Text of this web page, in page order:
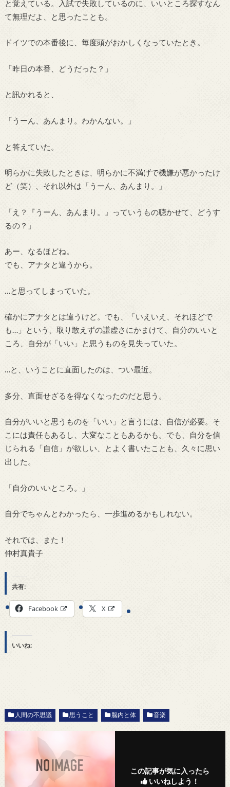
と覚えている。入試で失敗しているのに、いいところ探すなん
て無理だよ、と思ったことも。
ドイツでの本番後に、毎度頭がおかしくなっていたとき。
「昨日の本番、どうだった？」
と訊かれると、
「うーん、あんまり。わかんない。」
と答えていた。
明らかに失敗したときは、明らかに不満げで機嫌が悪かったけ
ど（笑）、それ以外は「うーん、あんまり。」
「え？『うーん、あんまり。』っていうもの聴かせて、どうす
るの？」
あー、なるほどね。
でも、アナタと違うから。
…と思ってしまっていた。
確かにアナタとは違うけど。でも、「いえいえ、それほどで
も…」という、取り敢えずの謙虚さにかまけて、自分のいいと
ころ、自分が「いい」と思うものを見失っていた。
…と、いうことに直面したのは、つい最近。
多分、直面せざるを得なくなったのだと思う。
自分がいいと思うものを「いい」と言うには、自信が必要。そ
こには責任もあるし、大変なこともあるかも。でも、自分を信
じられる「自信」が欲しい、とよく書いたことも、久々に思い
出した。
「自分のいいところ。」
自分でちゃんとわかったら、一歩進めるかもしれない。
それでは、また！
仲村真貴子
共有:
Facebook X
いいね:
人間の不思議 思うこと 脳内と体 音楽
この記事が気に入ったら
いいねしよう！